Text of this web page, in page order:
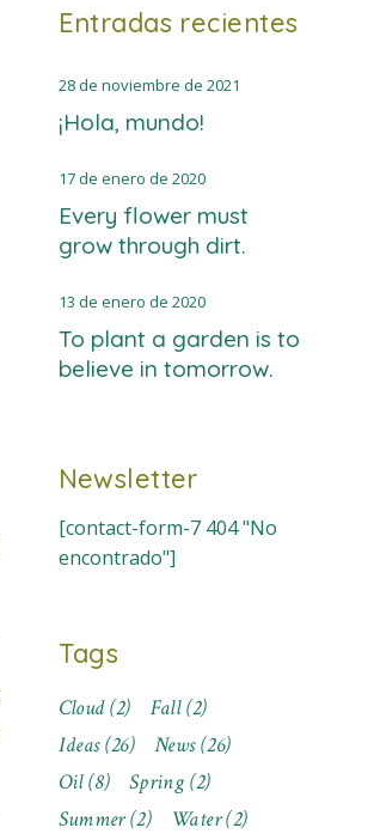
Entradas recientes
¡Hola, mundo!
28 de noviembre de 2021
Every flower must
grow through dirt.
17 de enero de 2020
To plant a garden is to
believe in tomorrow.
13 de enero de 2020
Newsletter
[contact-form-7 404 "No
encontrado"]
Tags
Cloud(2) Fall(2)
Ideas(26) News(26)
Oil(8) Spring(2)
Summer(2) Water(2)